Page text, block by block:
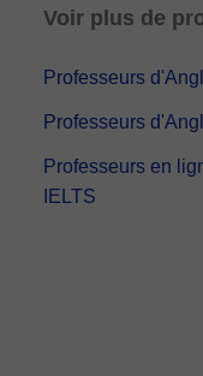
Voir plus de
Professeurs
Professeurs
Professeurs en
IELTS